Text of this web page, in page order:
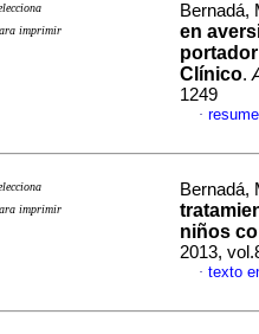
imprimir
Bernadá,
en
Clínico.
1249
·
imprimir
Bernadá,
niños
2013,
· texto